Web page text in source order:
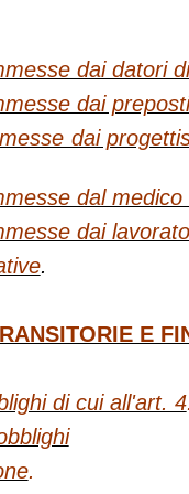
dai datori
dai preposti
dai
dal
dai
.
E
di cui all'art. 4
.